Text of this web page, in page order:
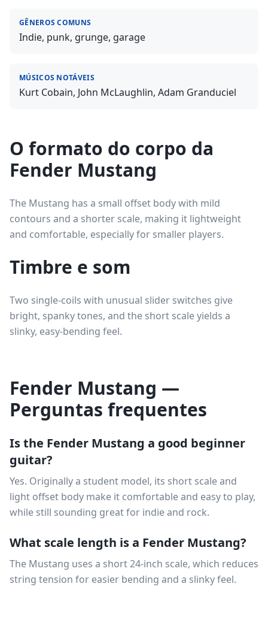
GÊNEROS COMUNS
Indie, punk, grunge, garage
MÚSICOS NOTÁVEIS
Kurt Cobain, John McLaughlin, Adam Granduciel
O formato do corpo da
Fender Mustang
The Mustang has a small offset body with mild
contours and a shorter scale, making it lightweight
and comfortable, especially for smaller players.
Timbre e som
Two single-coils with unusual slider switches give
bright, spanky tones, and the short scale yields a
slinky, easy-bending feel.
Fender Mustang —
Perguntas frequentes
Is the Fender Mustang a good beginner
guitar?
Yes. Originally a student model, its short scale and
light offset body make it comfortable and easy to play,
while still sounding great for indie and rock.
What scale length is a Fender Mustang?
The Mustang uses a short 24-inch scale, which reduces
string tension for easier bending and a slinky feel.